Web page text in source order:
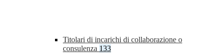
Titolari di incarichi di collaborazione o
consulenza 133